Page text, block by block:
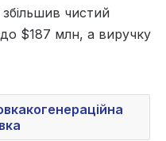
чистий
$187 млн, а виручку